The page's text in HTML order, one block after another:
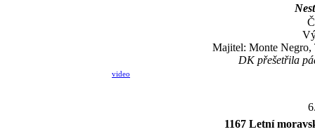
Majitel: Monte Negro,
DK přešetřila
video
1167 Letní